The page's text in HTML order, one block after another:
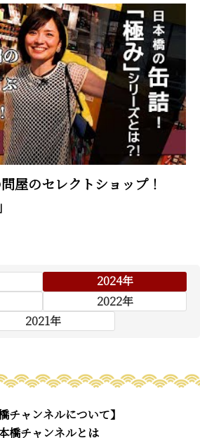
屋のセレクトショップ！
2024年
2022年
2021年
チャンネルについて】
橋チャンネルとは